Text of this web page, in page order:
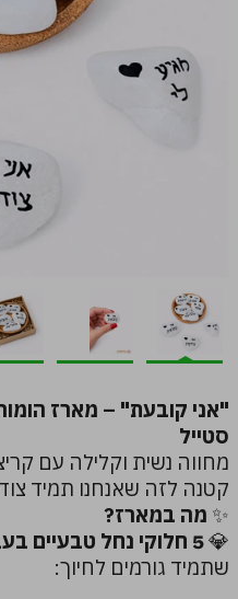
"אני קובעת" – מארז
סטייל
מחווה נשית וקלילה עם
קטנה לזה שאנחנו תמיד
✨ מה במארז?
💎5 חלוקי נחל טבעיים בעבודת יד
שתמיד גורמים לחיוך: